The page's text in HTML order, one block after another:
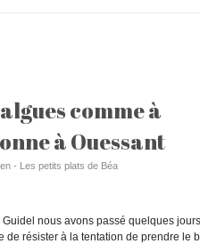
comme à
à Ouessant
- Les petits plats de Béa
nous avons passé quelques
résister à la tentation de prendre le